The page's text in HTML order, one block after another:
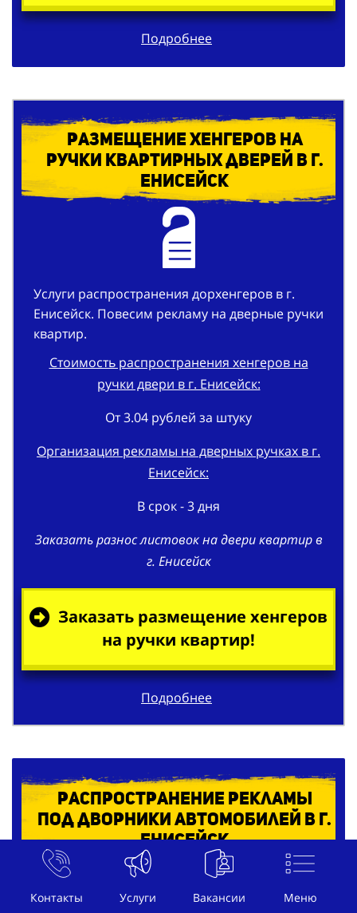
Контакты Услуги Вакансии Меню
Подробнее
Размещение хенгеров на
ручки квартирных дверей в г.
Енисейск
Услуги распространения дорхенгеров в г.
Енисейск. Повесим рекламу на дверные ручки
квартир.
Стоимость распространения хенгеров на
От 3.04 рублей за штуку
Организация рекламы на дверных ручках в г.
В срок - 3 дня
Заказать разнос листовок на двери квартир в
Заказать размещение хенгеров
на ручки квартир!
Подробнее
Распространение рекламы
под дворники автомобилей в г.
Енисейск